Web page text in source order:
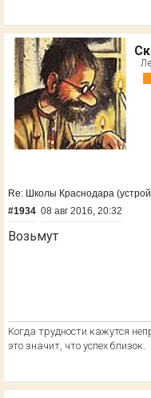
Re: Школы Краснодара
#1934 08 авг 2016, 20:32
Возьмут
Когда трудности кажутся
это значит, что успех близок.